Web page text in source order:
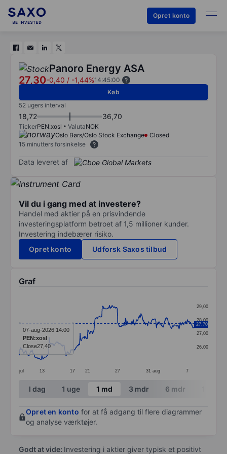
Opret konto
Panoro Energy ASA
27,30-0,40 / -1,44%14:45:00
Køb
52 ugers interval
18,72 36,70
TickerPEN:xosl ValutaNOK
Oslo Børs/Oslo Stock Exchange
Closed
15 minutters forsinkelse
Data leveret af
Vil du i gang med at investere?
Handel med aktier på en prisvindende
investeringsplatform betroet af 1,5 millioner kunder.
Investering indebærer risiko.
Opret konto
Udforsk Saxos tilbud
Graf
Line chart with 341 data points.
The chart has 1 X axis displaying categories.
The chart has 1 Y axis displaying values. Data
jul 13 17 21 27 31 aug 7
26,00
27,00
28,00
29,00
27,70
07-aug-2026 14:00
PEN:xosl
Close27,40
End of interactive chart.
I dag 1 uge 1 md 3 mdr 6 mdr
Opret en konto for at få adgang til flere diagrammer
og analyse værktøjer.
Godt at vide: Investering i aktier giver typisk et positivt